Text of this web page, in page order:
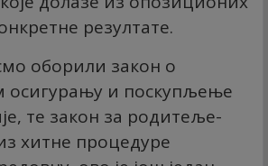
резултате.
оборили закон о
осигурању и поскупљење
те закон за родитеље-
хитне процедуре